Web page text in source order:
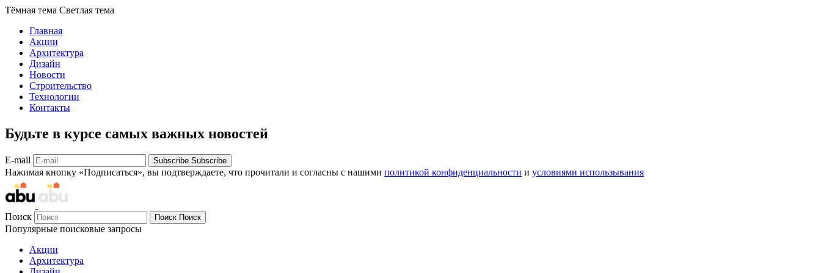
Тёмная тема Светлая тема
Главная
Акции
Архитектура
Дизайн
Новости
Строительство
Технологии
Контакты
Будьте в курсе самых важных новостей
E-mail Subscribe Subscribe
Нажимая кнопку «Подписаться», вы подтверждаете, что прочитали и согласны с нашими политикой конфиденциальности и условиями использывания
Поиск Поиск Поиск
Популярные поисковые запросы
Акции
Архитектура